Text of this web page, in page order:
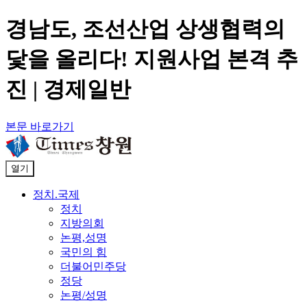
경남도, 조선산업 상생협력의
닻을 올리다! 지원사업 본격 추
진 | 경제일반
본문 바로가기
열기
정치.국제
정치
지방의회
논평,성명
국민의 힘
더불어민주당
정당
논평/성명